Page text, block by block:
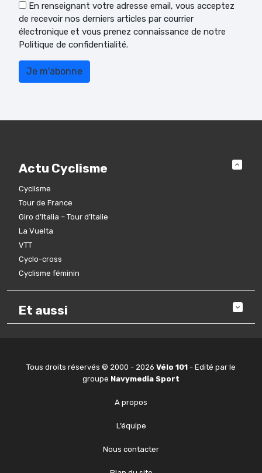
En renseignant votre adresse email, vous acceptez
de recevoir nos derniers articles par courrier
électronique et vous prenez connaissance de notre
Politique de confidentialité.
Actu Cyclisme
Cyclisme
Tour de France
Giro d’Italia – Tour d’Italie
La Vuelta
VTT
Cyclo-cross
Cyclisme féminin
Et aussi
Tous droits réservés © 2000 - 2026 Vélo 101 - Edité par le
groupe Navymedia Sport
A propos
L’équipe
Nous contacter